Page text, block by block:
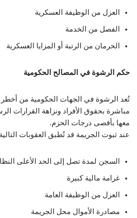
العزل من الوظيفة العسكرية
الفصل من الخدمة
الحرمان من الرتبة أو المزايا العسكرية
حكم الرشوة في المصالح الحكومية
تُعد الرشوة في الجهات الحكومية من أخطر
مباشرة بحقوق الأفراد ونزاهة القرارات
معها بأقصى درجات الحزم.
عند ثبوت الجريمة قد تُطبق العقوبات
السجن لمدة تصل إلى الحد الأعلى
غرامة مالية كبيرة
العزل من الوظيفة العامة
مصادرة الأموال محل الجريمة